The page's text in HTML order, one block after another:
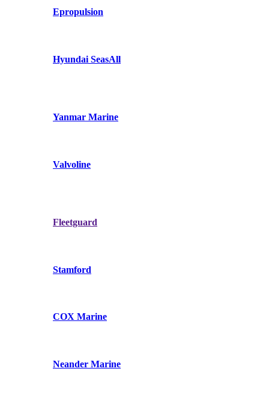
Epropulsion
Hyundai SeasAll
Yanmar Marine
Valvoline
Fleetguard
Stamford
COX Marine
Neander Marine